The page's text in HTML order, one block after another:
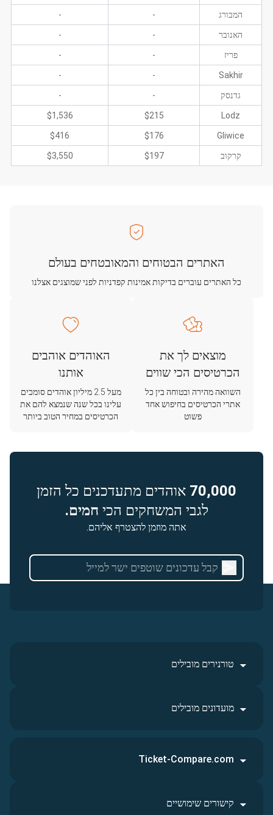
המבורג -
-
האנובר -
-
פריז -
-
Sakhir
-
-
גדנסק -
-
Lodz
$215
$1,536
Gliwice
$176
$416
קרקוב $197
$3,550
האתרים הבטוחים והמאובטחים בעולם
כל האתרים עוברים בדיקות אמינות קפדניות לפני שמוצגים אצלנו
מוצאים לך את
הכרטיסים הכי שווים
השוואה מהירה ובטוחה בין כל
אתרי הכרטיסים בחיפוש אחד
פשוט
האוהדים אוהבים
אותנו
מעל 2.5 מיליון אוהדים סומכים
עלינו בכל שנה שנמצא להם את
הכרטיסים במחיר הטוב ביותר
70,000 אוהדים מתעדכנים כל הזמן
לגבי המשחקים הכי חמים.
אתה מוזמן להצטרף אליהם.
טורנירים מובילים
מועדונים מובילים
Ticket-Compare.com
קישורים שימושיים